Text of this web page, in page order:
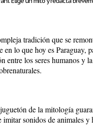
tradición que se
lo que hoy es Paraguay,
entre los seres humanos y
de la mitología
sonidos de animales y